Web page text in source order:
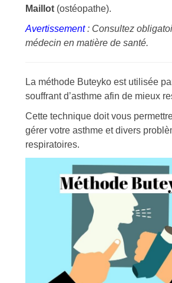
Maillot (ostéopathe).
Avertissement: Consultez
médecin en matière de santé.
La méthode Buteyko est utilisée
souffrant d’asthme afin de mieux
Cette technique doit vous
gérer votre asthme et divers
respiratoires.